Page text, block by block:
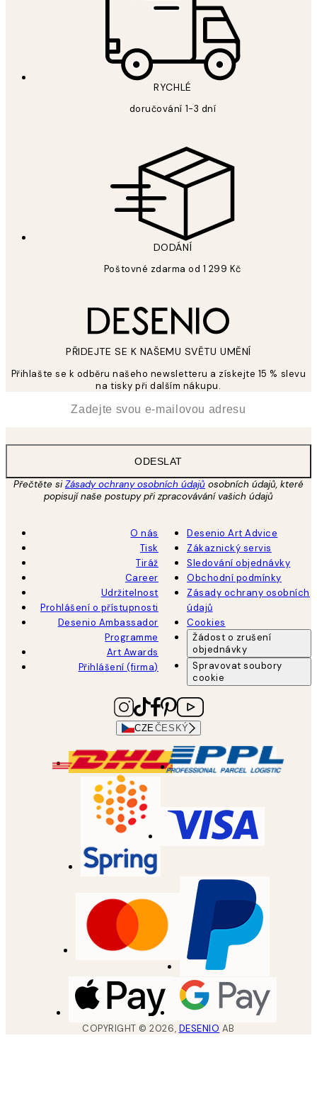
RYCHLÉ
doručování 1-3 dní
DODÁNÍ
Poštovné zdarma od 1 299 Kč
PŘIDEJTE SE K NAŠEMU SVĚTU UMĚNÍ
Přihlašte se k odběru našeho newsletteru a získejte 15 % slevu
na tisky při dalším nákupu.
ODESLAT
Přečtěte siZásady ochrany osobních údajů osobních údajů, které
popisují naše postupy při zpracovávání vašich údajů
O nás
Tisk
Tiráž
Career
Udržitelnost
Prohlášení o přístupnosti
Desenio Ambassador
Programme
Art Awards
Přihlášení (firma)
Desenio Art Advice
Zákaznický servis
Sledování objednávky
Obchodní podmínky
Zásady ochrany osobních
údajů
Cookies
Žádost o zrušení
objednávky
Spravovat soubory
cookie
CZE ČESKÝ
COPYRIGHT ©2026, DESENIO AB